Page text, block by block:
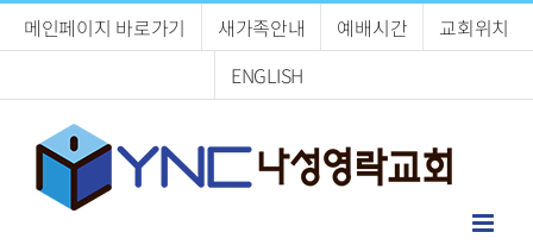
메인페이지 바로가기 새가족안내 예배시간
교회위치
ENGLISH